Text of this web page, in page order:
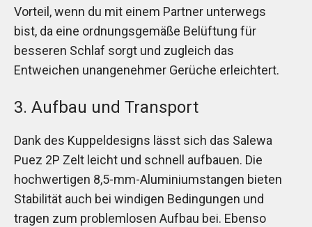
Vorteil, wenn du mit einem Partner unterwegs
bist, da eine ordnungsgemäße Belüftung für
besseren Schlaf sorgt und zugleich das
Entweichen unangenehmer Gerüche erleichtert.
3. Aufbau und Transport
Dank des Kuppeldesigns lässt sich das Salewa
Puez 2P Zelt leicht und schnell aufbauen. Die
hochwertigen 8,5-mm-Aluminiumstangen bieten
Stabilität auch bei windigen Bedingungen und
tragen zum problemlosen Aufbau bei. Ebenso